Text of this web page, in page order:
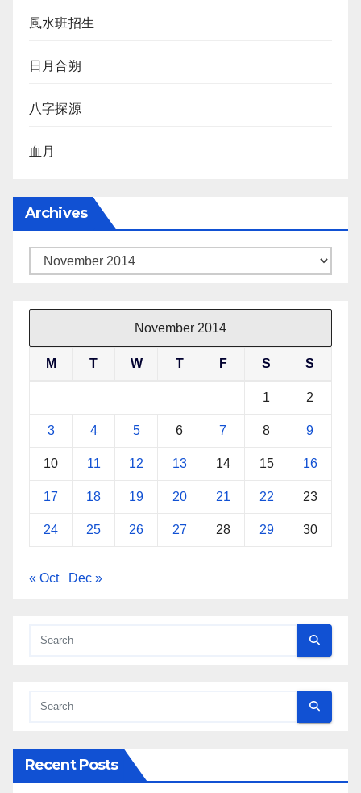
風水班招生
日月合朔
八字探源
血月
Archives
Archives
November 2014
M T W T F S S
1 2
3 4 5 6 7 8 9
10 11 12 13 14 15 16
17 18 19 20 21 22 23
24 25 26 27 28 29 30
« Oct Dec »
Recent Posts